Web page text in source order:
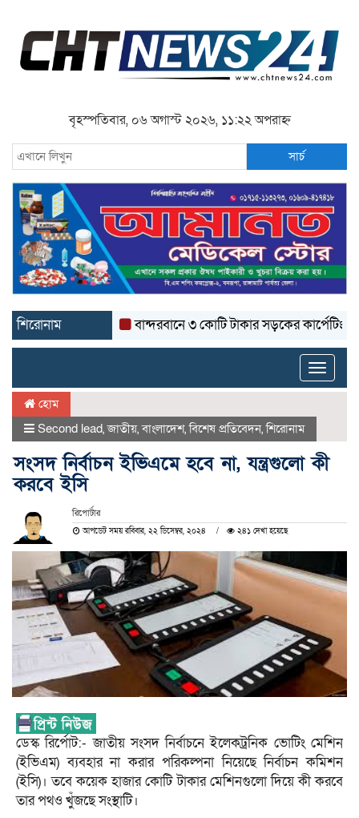
বৃহস্পতিবার, ০৬ অগাস্ট ২০২৬, ১১:২২ অপরাহ্ন
সার্চ
শিরোনাম বান্দরবানে ৩ কোটি টাকার সড়কের কার্পেটিং উঠে
Toggle
হোম
Second lead,জাতীয়,বাংলাদেশ,বিশেষ প্রতিবেদন,শিরোনাম
সংসদ নির্বাচন ইভিএমে হবে না, যন্ত্রগুলো কী
করবে ইসি
রিপোর্টার
আপডেট সময় রবিবার, ২২ ডিসেম্বর, ২০২৪ ২৪১ দেখা হয়েছে
ডেস্ক রির্পোট:- জাতীয় সংসদ নির্বাচনে ইলেকট্রনিক ভোটিং মেশিন
(ইভিএম) ব্যবহার না করার পরিকল্পনা নিয়েছে নির্বাচন কমিশন
(ইসি)। তবে কয়েক হাজার কোটি টাকার মেশিনগুলো দিয়ে কী করবে
তার পথও খুঁজছে সংস্থাটি।